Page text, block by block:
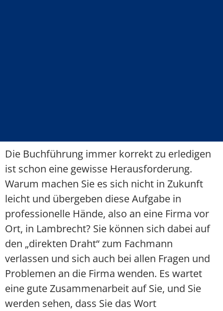
Die Buchführung immer korrekt zu erledigen
ist schon eine gewisse Herausforderung.
Warum machen Sie es sich nicht in Zukunft
leicht und übergeben diese Aufgabe in
professionelle Hände, also an eine Firma vor
Ort, in Lambrecht? Sie können sich dabei auf
den „direkten Draht“ zum Fachmann
verlassen und sich auch bei allen Fragen und
Problemen an die Firma wenden. Es wartet
eine gute Zusammenarbeit auf Sie, und Sie
werden sehen, dass Sie das Wort